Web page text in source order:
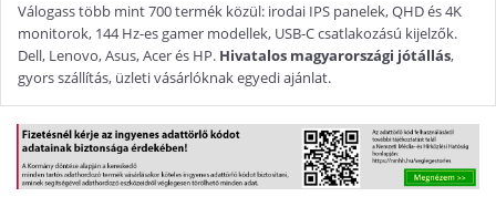
Válogass több mint 700 termék közül: irodai IPS panelek, QHD és 4K
monitorok, 144 Hz-es gamer modellek, USB-C csatlakozású kijelzők.
Dell, Lenovo, Asus, Acer és HP. Hivatalos magyarországi jótállás,
gyors szállítás, üzleti vásárlóknak egyedi ajánlat.